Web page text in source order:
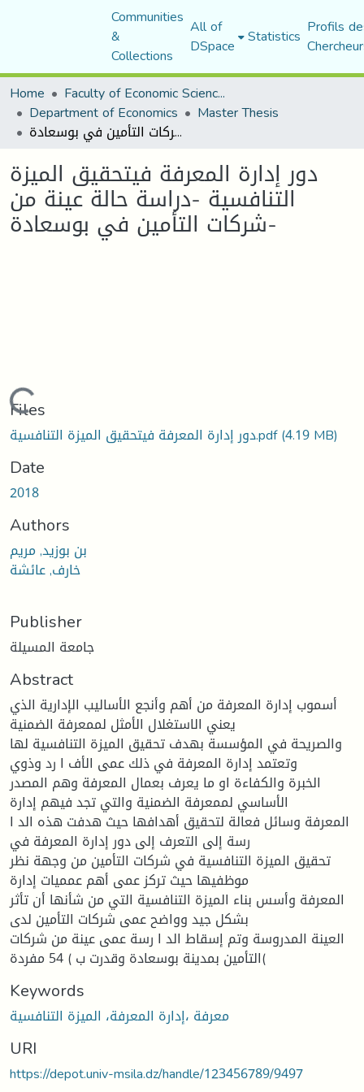
Communities
&
Collections
All of
DSpace Statistics Profils
Home
Faculty of Economic Sciences, Commerce and Management Sciences
Department of Economics Master Thesis
دور إدارة المعرفة فيتحقيق الميزة التنافسية -دراسة حالة عينة من شركات التأمين في بوسعادة-
دور إدارة المعرفة فيتحقيق الميزة
التنافسية -دراسة حالة عينة من
شركات التأمين في بوسعادة-
Loading...
Files
دور إدارة المعرفة فيتحقيق الميزة التنافسية.pdf(4.19 MB)
Date
2018
Authors
بن بوزيد, مريم
خارف, عائشة
Publisher
جامعة المسيلة
Abstract
أسموب إدارة المعرفة من أهم وأنجع الأساليب الإدارية الذي
يعني الاستغلال الأمثل لممعرفة الضمنية
والصريحة في المؤسسة بهدف تحقيق الميزة التنافسية لها
وتعتمد إدارة المعرفة في ذلك عمى الأف ا رد وذوي
الخبرة والكفاءة او ما يعرف بعمال المعرفة وهم المصدر
الأساسي لممعرفة الضمنية والتي تجد فيهم إدارة
المعرفة وسائل فعالة لتحقيق أهدافها حيث هدفت هذه الد ا
رسة إلى التعرف إلى دور إدارة المعرفة في
تحقيق الميزة التنافسية في شركات التأمين من وجهة نظر
موظفيها حيث تركز عمى أهم عمميات إدارة
المعرفة وأسس بناء الميزة التنافسية التي من شأنها أن تأثر
بشكل جيد وواضح عمى شركات التأمين لدى
العينة المدروسة وتم إسقاط الد ا رسة عمى عينة من شركات
التأمين بمدينة بوسعادة وقدرت ب ) 54 مفردة(
Keywords
معرفة ،إدارة المعرفة، الميزة التنافسية
URI
https://depot.univ-msila.dz/handle/123456789/9497